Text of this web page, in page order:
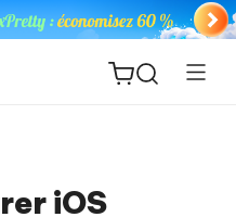
iOS